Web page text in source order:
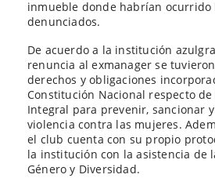
inmueble donde habrían ocurrido
denunciados.
De acuerdo a la institución
renuncia al exmanager se
derechos y obligaciones
Constitución Nacional respecto de
Integral para prevenir, sancionar
violencia contra las mujeres.
el club cuenta con su propio
la institución con la asistencia de
Género y Diversidad.